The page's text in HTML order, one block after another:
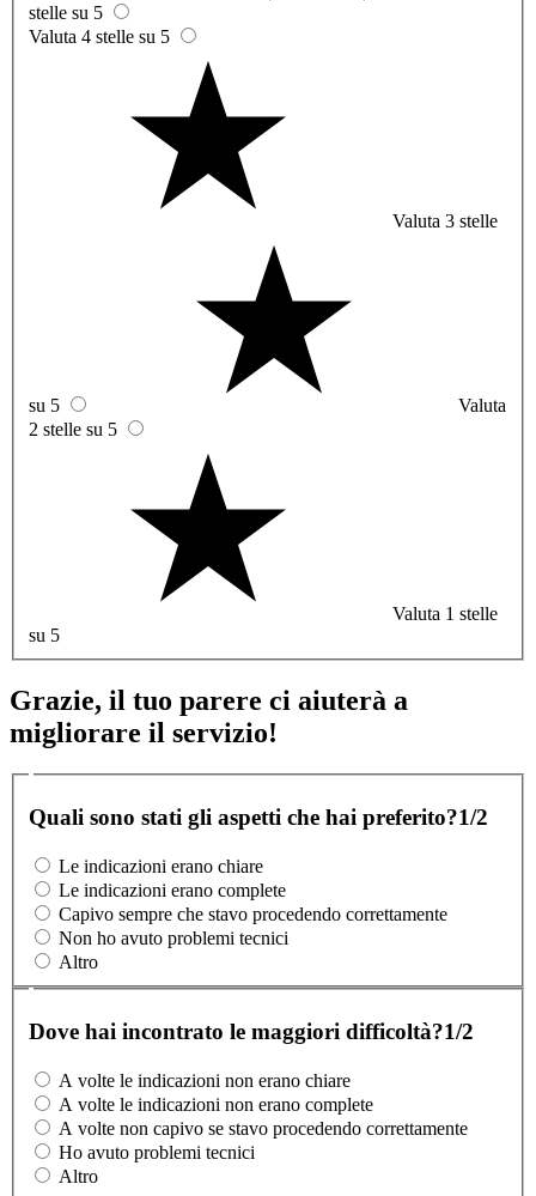
stelle su 5
Valuta 4 stelle su 5
Valuta 3 stelle
su 5
Valuta
2 stelle su 5
Valuta 1 stelle
su 5
Grazie, il tuo parere ci aiuterà a
migliorare il servizio!
Quali sono stati gli aspetti che hai preferito?1/2
Le indicazioni erano chiare
Le indicazioni erano complete
Capivo sempre che stavo procedendo correttamente
Non ho avuto problemi tecnici
Altro
Dove hai incontrato le maggiori difficoltà?1/2
A volte le indicazioni non erano chiare
A volte le indicazioni non erano complete
A volte non capivo se stavo procedendo correttamente
Ho avuto problemi tecnici
Altro